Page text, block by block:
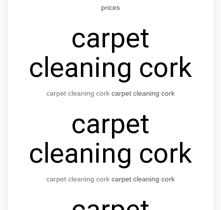
prices
carpet
cleaning cork
carpet cleaning cork carpet cleaning cork
carpet
cleaning cork
carpet cleaning cork carpet cleaning cork